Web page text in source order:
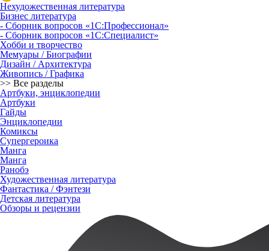
Нехудожественная литература
Бизнес литература
- Сборник вопросов «1С:Профессионал»
- Сборник вопросов «1С:Специалист»
Хобби и творчество
Мемуары / Биографии
Дизайн / Архитектура
Живопись / Графика
>> Все разделы
Артбуки, энциклопедии
Артбуки
Гайды
Энциклопедии
Комиксы
Супергероика
Манга
Манга
Ранобэ
Художественная литература
Фантастика / Фэнтези
Детская литература
Обзоры и рецензии